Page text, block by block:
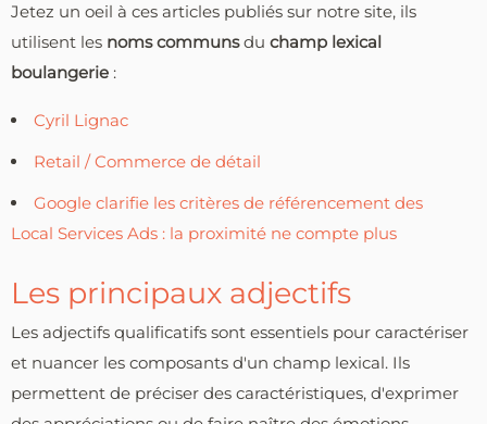
Jetez un oeil à ces articles publiés sur notre site, ils
utilisent les noms communsdu champ lexical
boulangerie :
Cyril Lignac
Retail / Commerce de détail
Google clarifie les critères de référencement des
Local Services Ads : la proximité ne compte plus
Les principaux adjectifs
Les adjectifs qualificatifs sont essentiels pour caractériser
et nuancer les composants d'un champ lexical. Ils
permettent de préciser des caractéristiques, d'exprimer